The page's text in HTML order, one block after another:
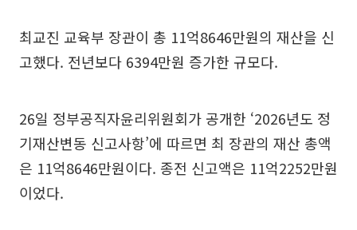
최교진 교육부 장관이 총 11억8646만원의 재산을 신
고했다. 전년보다 6394만원 증가한 규모다.
26일 정부공직자윤리위원회가 공개한 ‘2026년도 정
기재산변동 신고사항’에 따르면 최 장관의 재산 총액
은 11억8646만원이다. 종전 신고액은 11억2252만원
이었다.